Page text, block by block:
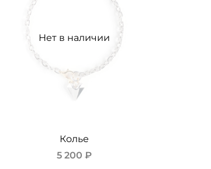
Нет в наличии
Колье
5 200 ₽